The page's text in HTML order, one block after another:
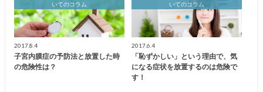
いてのコラム
2017.8.4
子宮内膜症の予防法と放置した時
の危険性は？
いてのコラム
2017.6.4
「恥ずかしい」という理由で、気
になる症状を放置するのは危険で
す！